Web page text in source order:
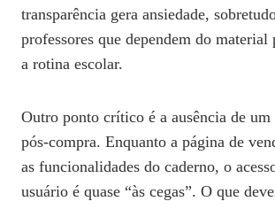
transparência gera ansiedade,
professores que dependem do material
a rotina escolar.
Outro ponto crítico é a ausência de
pós‑compra. Enquanto a página de
as funcionalidades do caderno, o
usuário é quase “às cegas”. O que